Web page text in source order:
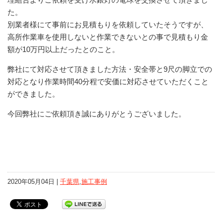
た。
別業者様にて事前にお見積もりを依頼していたそうですが、
高所作業車を使用しないと作業できないとの事で見積もり金
額が10万円以上だったとのこと。
弊社にて対応させて頂きました方法・安全帯と9尺の脚立での
対応となり作業時間40分程で安価に対応させていただくこと
ができました。
今回弊社にご依頼頂き誠にありがとうございました。
2020年05月04日 | 千葉県 施工事例